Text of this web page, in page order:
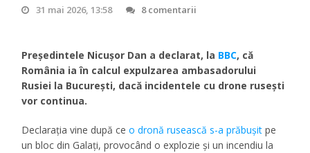
31 mai 2026, 13:58 8 comentarii
Președintele Nicușor Dan a declarat, la BBC, că
România ia în calcul expulzarea ambasadorului
Rusiei la București, dacă incidentele cu drone rusești
vor continua.
Declarația vine după ceo dronă rusească s-a prăbușit pe
un bloc din Galați, provocând o explozie și un incendiu la